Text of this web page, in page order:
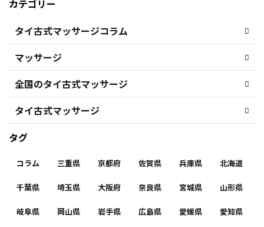
カテゴリー
タイ古式マッサージコラム
マッサージ
全国のタイ古式マッサージ
タイ古式マッサージ
タグ
コラム 三重県 京都府 佐賀県 兵庫県 北海道
千葉県 埼玉県 大阪府 奈良県 宮城県 山形県
岐阜県 岡山県 岩手県 広島県 愛媛県 愛知県